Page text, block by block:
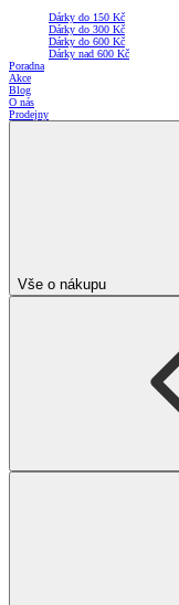
Dárky do 150 Kč
Dárky do 300 Kč
Dárky do 600 Kč
Dárky nad 600 Kč
Poradna
Akce
Blog
O nás
Prodejny
Vše o nákupu